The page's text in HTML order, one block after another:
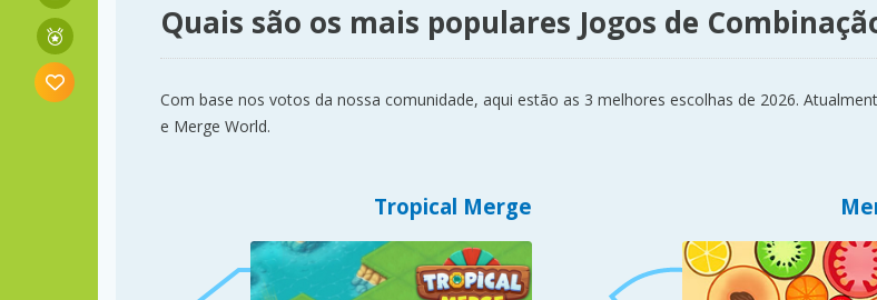
Quais são os mais populares Jogos de
Com base nos votos da nossa comunidade, aqui estão as 3 melhores escolhas de 2026.
e Merge World.
Tropical Merge